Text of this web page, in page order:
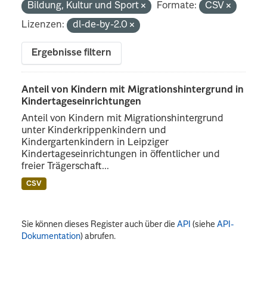
Bildung, Kultur und Sport
Formate:
CSV
Lizenzen:
dl-de-by-2.0
Ergebnisse filtern
Anteil von Kindern mit Migrationshintergrund in
Kindertageseinrichtungen
Anteil von Kindern mit Migrationshintergrund
unter Kinderkrippenkindern und
Kindergartenkindern in Leipziger
Kindertageseinrichtungen in öffentlicher und
freier Trägerschaft...
CSV
Sie können dieses Register auch über dieAPI (sieheAPI-
Dokumentation) abrufen.